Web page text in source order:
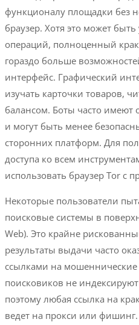
функционалу площадки без
браузер. Хотя это может
операций, полноценный
гораздо больше
интерфейс. Графический
изучать карточки товаров,
балансом. Боты часто
и могут быть менее
сторонних платформ. Для
доступа ко всем
использовать браузер Tor с
Некоторые пользователи
поисковые системы в
Web). Это крайне
результаты выдачи часто
ссылками на
поисковиков не
поэтому любая ссылка на
ведет на прокси или